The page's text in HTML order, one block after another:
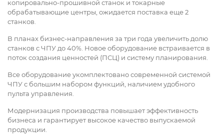
копировально-прошивной станок и токарные
обрабатывающие центры, ожидается поставка еще 2
станков.
В планах бизнес-направления за три года увеличить долю
станков с ЧПУ до 40%. Новое оборудование встраивается в
поток создания ценностей (ПСЦ) и систему планирования.
Все оборудование укомплектовано современной системой
ЧПУ с большим набором функций, наличием удобного
пульта управления.
Модернизация производства повышает эффективность
бизнеса и гарантирует высокое качество выпускаемой
продукции.